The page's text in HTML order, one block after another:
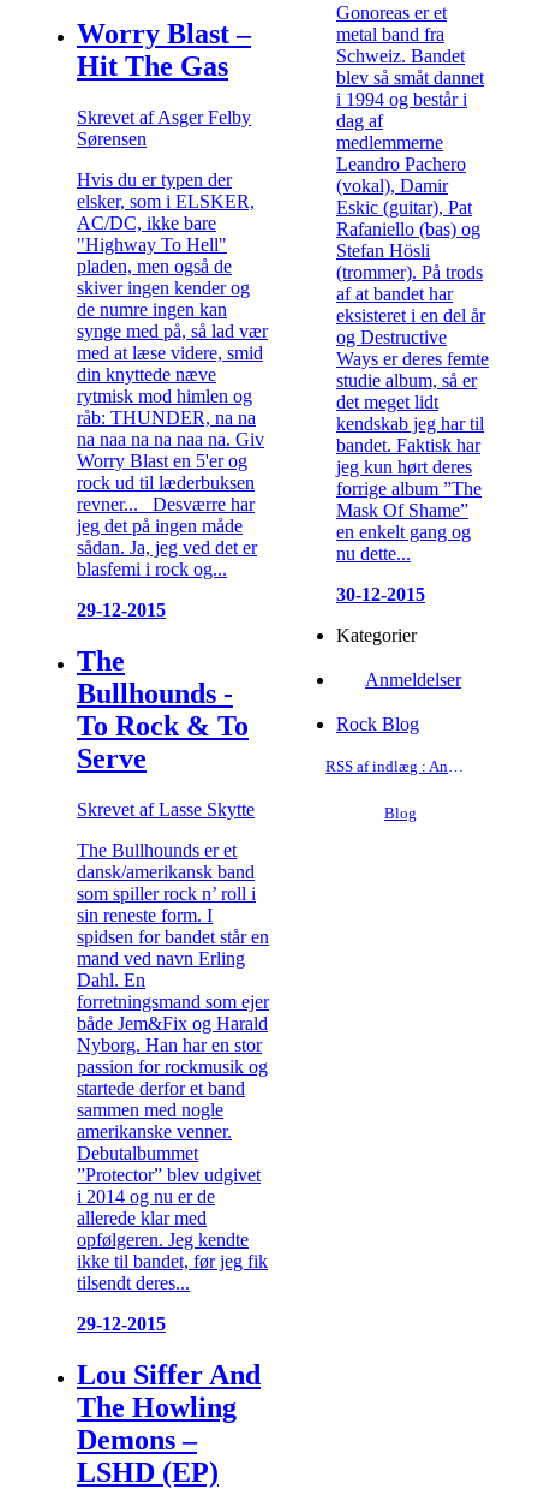
Worry Blast –
Hit The Gas
Skrevet af Asger Felby
Sørensen
Hvis du er typen der
elsker, som i ELSKER,
AC/DC, ikke bare
"Highway To Hell"
pladen, men også de
skiver ingen kender og
de numre ingen kan
synge med på, så lad vær
med at læse videre, smid
din knyttede næve
rytmisk mod himlen og
råb: THUNDER, na na
na naa na na naa na. Giv
Worry Blast en 5'er og
rock ud til læderbuksen
revner... Desværre har
jeg det på ingen måde
sådan. Ja, jeg ved det er
blasfemi i rock og...
29-12-2015
The
Bullhounds -
To Rock & To
Serve
Skrevet af Lasse Skytte
The Bullhounds er et
dansk/amerikansk band
som spiller rock n’ roll i
sin reneste form. I
spidsen for bandet står en
mand ved navn Erling
Dahl. En
forretningsmand som ejer
både Jem&Fix og Harald
Nyborg. Han har en stor
passion for rockmusik og
startede derfor et band
sammen med nogle
amerikanske venner.
Debutalbummet
”Protector” blev udgivet
i 2014 og nu er de
allerede klar med
opfølgeren. Jeg kendte
ikke til bandet, før jeg fik
tilsendt deres...
29-12-2015
Lou Siffer And
The Howling
Demons –
LSHD (EP)
Gonoreas er et
metal band fra
Schweiz. Bandet
blev så småt dannet
i 1994 og består i
dag af
medlemmerne
Leandro Pachero
(vokal), Damir
Eskic (guitar), Pat
Rafaniello (bas) og
Stefan Hösli
(trommer). På trods
af at bandet har
eksisteret i en del år
og Destructive
Ways er deres femte
studie album, så er
det meget lidt
kendskab jeg har til
bandet. Faktisk har
jeg kun hørt deres
forrige album ”The
Mask Of Shame”
en enkelt gang og
nu dette...
30-12-2015
Kategorier
Anmeldelser
Rock Blog
RSS af indlæg : Anmeldelser
Blog